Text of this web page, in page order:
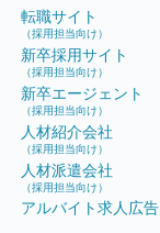
転職サイト
（採用担当向け）
新卒採用サイト
（採用担当向け）
新卒エージェント
（採用担当向け）
人材紹介会社
（採用担当向け）
人材派遣会社
（採用担当向け）
アルバイト求人広告